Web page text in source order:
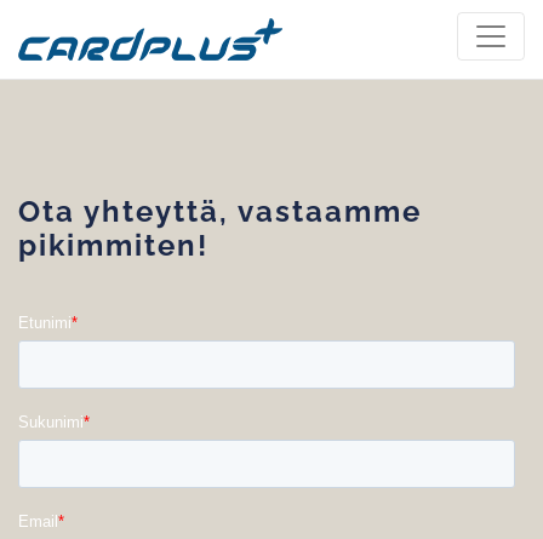
Ota yhteyttä, vastaamme
pikimmiten!